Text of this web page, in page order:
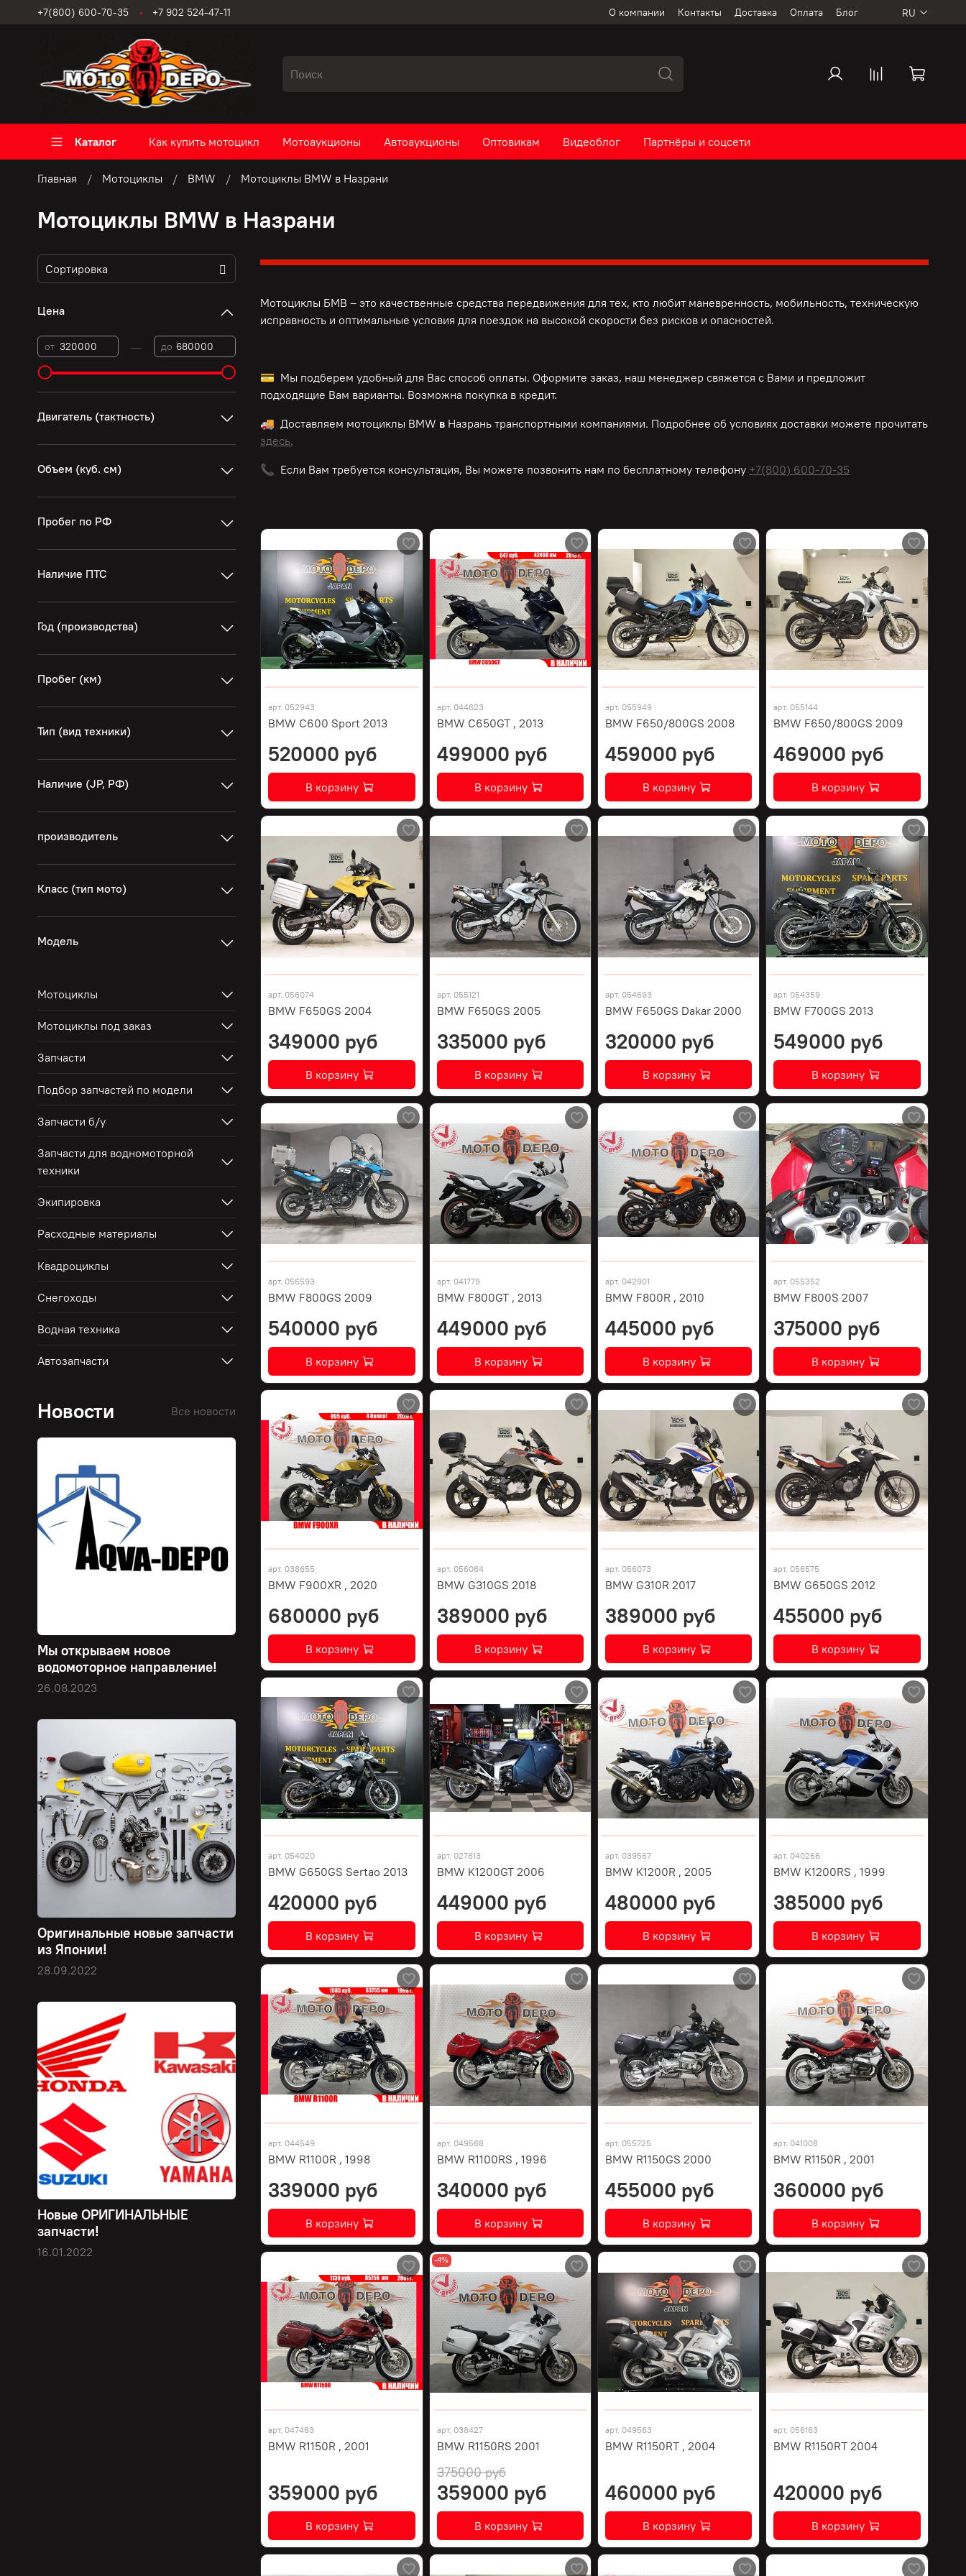
О компании Контакты Доставка Оплата Блог
+7(800) 600-70-35 +7 902 524-47-11 RU
Каталог Как купить мотоцикл Мотоаукционы Автоаукционы Оптовикам Видеоблог Партнёры и соцсети
Главная Мотоциклы BMW Мотоциклы BMW в Назрани
Мотоциклы BMW в Назрани
Мотоциклы БМВ – это качественные средства передвижения для тех, кто любит маневренность, мобильность, техническую
исправность и оптимальные условия для поездок на высокой скорости без рисков и опасностей.
💳 Мы подберем удобный для Вас способ оплаты. Оформите заказ, наш менеджер свяжется с Вами и предложит
подходящие Вам варианты. Возможна покупка в кредит.
🚚 Доставляем мотоциклы BMW в Назрань транспортными компаниями. Подробнее об условиях доставки можете прочитать
здесь.
📞 Если Вам требуется консультация, Вы можете позвонить нам по бесплатномутелефону +7(800) 600-70-35
арт. 052943
BMW C600 Sport 2013
520000 руб
В корзину
арт. 044623
BMW C650GT , 2013
499000 руб
В корзину
арт. 055949
BMW F650/800GS 2008
459000 руб
В корзину
арт. 055144
BMW F650/800GS 2009
469000 руб
В корзину
арт. 056074
BMW F650GS 2004
349000 руб
В корзину
арт. 055121
BMW F650GS 2005
335000 руб
В корзину
арт. 054693
BMW F650GS Dakar 2000
320000 руб
В корзину
арт. 054359
BMW F700GS 2013
549000 руб
В корзину
арт. 056593
BMW F800GS 2009
540000 руб
В корзину
арт. 041779
BMW F800GT , 2013
449000 руб
В корзину
арт. 042901
BMW F800R , 2010
445000 руб
В корзину
арт. 055352
BMW F800S 2007
375000 руб
В корзину
арт. 038655
BMW F900XR , 2020
680000 руб
В корзину
арт. 056064
BMW G310GS 2018
389000 руб
В корзину
арт. 056073
BMW G310R 2017
389000 руб
В корзину
арт. 056575
BMW G650GS 2012
455000 руб
В корзину
арт. 054020
BMW G650GS Sertao 2013
420000 руб
В корзину
арт. 027613
BMW K1200GT 2006
449000 руб
В корзину
арт. 039567
BMW K1200R , 2005
480000 руб
В корзину
арт. 040266
BMW K1200RS , 1999
385000 руб
В корзину
арт. 044549
BMW R1100R , 1998
339000 руб
В корзину
арт. 049568
BMW R1100RS , 1996
340000 руб
В корзину
арт. 055725
BMW R1150GS 2000
455000 руб
В корзину
арт. 041008
BMW R1150R , 2001
360000 руб
В корзину
арт. 047463
BMW R1150R , 2001
359000 руб
В корзину
-4%
арт. 038427
BMW R1150RS 2001
375000 руб
359000 руб
В корзину
арт. 049563
BMW R1150RT , 2004
460000 руб
В корзину
арт. 056163
BMW R1150RT 2004
420000 руб
В корзину
Цена
от — до
Двигатель (тактность)
Объем (куб. см)
Пробег по РФ
Наличие ПТС
Год (производства)
Пробег (км)
Тип (вид техники)
Наличие (JP, РФ)
производитель
Класс (тип мото)
Модель
Мотоциклы
Мотоциклы под заказ
Запчасти
Подбор запчастей по модели
Запчасти б/у
Запчасти для водномоторной
техники
Экипировка
Расходные материалы
Квадроциклы
Снегоходы
Водная техника
Автозапчасти
Новости Все новости
Мы открываем новое
водомоторное направление!
26.08.2023
Оригинальные новые запчасти
из Японии!
28.09.2022
Новые ОРИГИНАЛЬНЫЕ
запчасти!
16.01.2022